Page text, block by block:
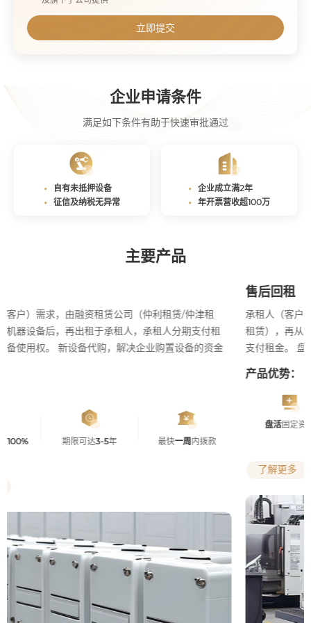
立即提交
企业申请条件
满足如下条件有助于快速审批通过
自有未抵押设备
征信及纳税无异常
企业成立满2年
年开票营收超100万
主要产品
承租人（客户）将自有设备出售给融资租赁公司（仲利租赁/仲津
租赁），再从融资租赁公司租回该设备，取得设备的使用权并按期
支付租金。 盘活企业现有设备，解决流动资金不足问题
固定资产 3000万 使用权